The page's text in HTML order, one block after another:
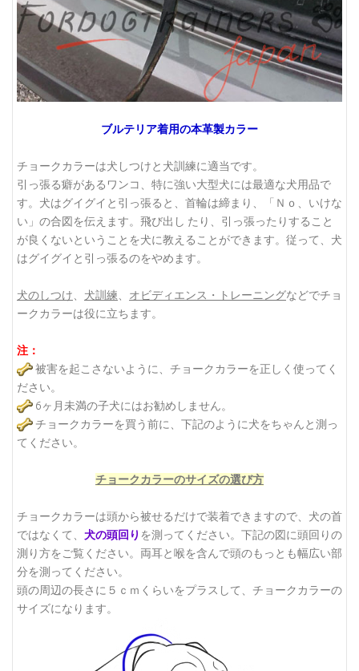
ブルテリア着用の本革製カラー
チョークカラーは犬しつけと犬訓練に適当です。
引っ張る癖があるワンコ、特に強い大型犬には最適な犬用品で
す。犬はグイグイと引っ張ると、首輪は締まり、「Ｎｏ、いけな
い」の合図を伝えます。飛び出し たり、引っ張ったりすること
が良くないということを犬に教えることができます。従って、犬
はグイグイと引っ張るのをやめます。
犬のしつけ 犬訓練 オビディエンス・トレーニングなどでチョ
ークカラーは役に立ちます。
注：
被害を起こさないように、チョークカラーを正しく使ってく
ださい。
6ヶ月未満の子犬にはお勧めしません。
チョークカラーを買う前に、下記のように犬をちゃんと測っ
てください。
チョークカラーのサイズの選び方
チョークカラーは頭から被せるだけで装着できますので、犬の首
ではなくて、 犬の頭回り を測ってください。下記の図に頭回りの
測り方をご覧ください。 両耳と喉を含んで頭のもっとも幅広い部
分を測ってください。
頭の周辺の長さに５ｃｍくらいをプラスして、チョークカラーの
サイズになります。